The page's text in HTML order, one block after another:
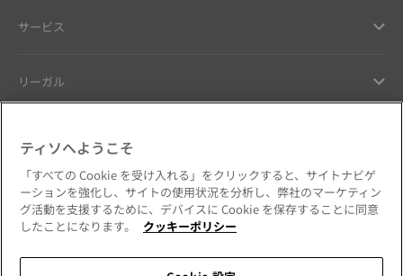
サービス
リーガル
お客様へのお約束
ティソへようこそ
「すべての Cookie を受け入れる」をクリックすると、サイトナビゲ
ーションを強化し、サイトの使用状況を分析し、弊社のマーケティン
グ活動を支援するために、デバイスに Cookie を保存することに同意
したことになります。
クッキーポリシー